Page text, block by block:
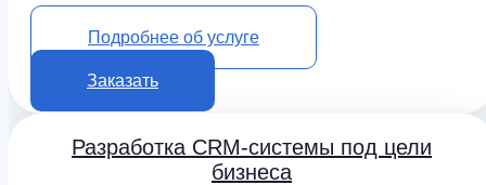
от 1 900 000 ₽
Подробнее об услуге
Заказать
Разработка CRM-системы под цели
бизнеса